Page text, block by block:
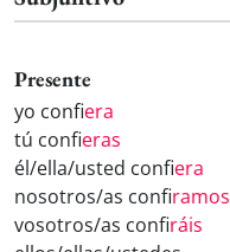
Presente
yo confiera
tú confieras
él/ella/usted confiera
nosotros/as confiramos
vosotros/as confiráis